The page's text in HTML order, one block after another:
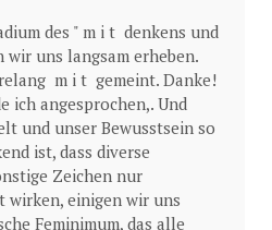
des " m i t denkens und
uns langsam erheben.
m i t gemeint. Danke!
ich angesprochen,. Und
und unser Bewusstsein so
ist, dass diverse
Zeichen nur
einigen wir uns
Feminimum, das alle